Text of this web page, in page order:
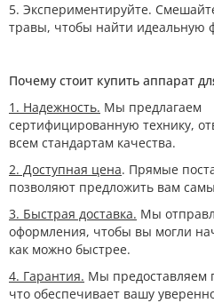
5. Экспериментируйте.
травы, чтобы найти идеальную
Почему стоит купить аппарат
1. Надежность. Мы предлагаем
сертифицированную технику,
всем стандартам качества.
2. Доступная цена. Прямые
позволяют предложить вам
3. Быстрая доставка. Мы
оформления, чтобы вы могли
как можно быстрее.
4. Гарантия. Мы предоставляем
что обеспечивает вашу